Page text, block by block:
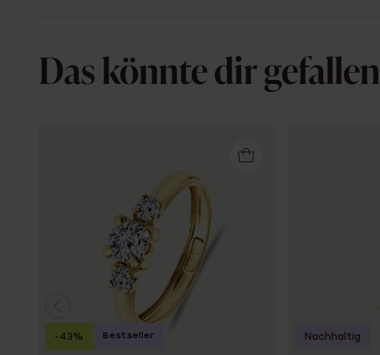
Das könnte dir gefallen
-43% Bestseller Nachhaltig